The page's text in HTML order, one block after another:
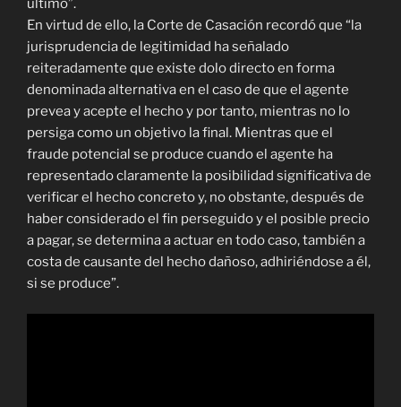
último”.
En virtud de ello, la Corte de Casación recordó que “la
jurisprudencia de legitimidad ha señalado
reiteradamente que existe dolo directo en forma
denominada alternativa en el caso de que el agente
prevea y acepte el hecho y por tanto, mientras no lo
persiga como un objetivo la final. Mientras que el
fraude potencial se produce cuando el agente ha
representado claramente la posibilidad significativa de
verificar el hecho concreto y, no obstante, después de
haber considerado el fin perseguido y el posible precio
a pagar, se determina a actuar en todo caso, también a
costa de causante del hecho dañoso, adhiriéndose a él,
si se produce”.